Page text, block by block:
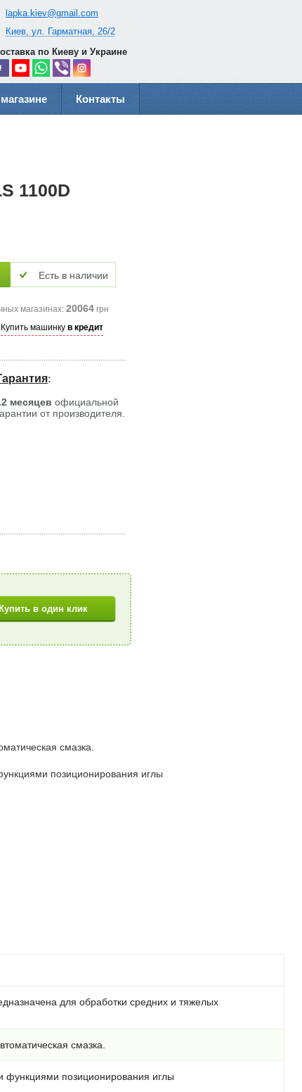
lapka.kiev@gmail.com
Киев, ул. Гарматная, 26/2
по Киеву и Украине
Контакты
1100D
Есть в наличии
магазинах: 20064 грн
Купить машинку в кредит
:
месяцев официальной
от производителя.
смазка.
позиционирования иглы
для обработки средних и тяжелых
смазка.
функциями позиционирования иглы